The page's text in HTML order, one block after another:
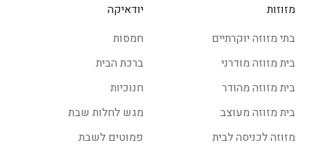
מזוזות
בתי מזוזה יוקרתיים
בית מזוזה מודרני
בית מזוזה מהודר
בית מזוזה מעוצב
מזוזה לכניסה לבית
יודאיקה
חמסות
ברכת הבית
חנוכיות
מגש לחלות שבת
פמוטים לשבת